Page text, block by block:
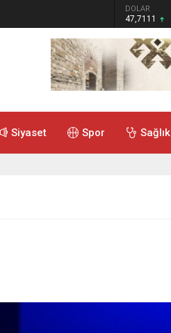
DOLAR
47,7111
Siyaset Spor Sağlık